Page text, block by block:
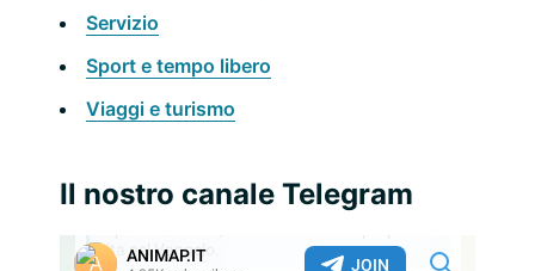
Servizio
Sport e tempo libero
Viaggi e turismo
Il nostro canale Telegram